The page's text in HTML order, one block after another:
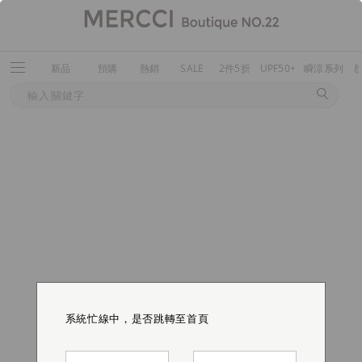
新品 預購 熱銷 SALE 2件5折 UPF50+ 瞬涼系列
系統忙線中，是否跳轉至首頁
系統忙線中，是否跳轉至首頁
系統忙線中，是否跳轉至首頁
系統忙線中，是否跳轉至首頁
系統忙線中，是否跳轉至首頁